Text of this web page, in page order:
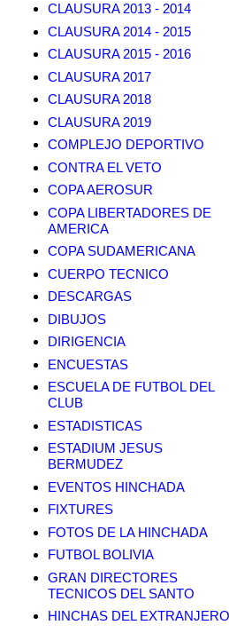
CLAUSURA 2013 - 2014
CLAUSURA 2014 - 2015
CLAUSURA 2015 - 2016
CLAUSURA 2017
CLAUSURA 2018
CLAUSURA 2019
COMPLEJO DEPORTIVO
CONTRA EL VETO
COPA AEROSUR
COPA LIBERTADORES DE
AMERICA
COPA SUDAMERICANA
CUERPO TECNICO
DESCARGAS
DIBUJOS
DIRIGENCIA
ENCUESTAS
ESCUELA DE FUTBOL DEL
CLUB
ESTADISTICAS
ESTADIUM JESUS
BERMUDEZ
EVENTOS HINCHADA
FIXTURES
FOTOS DE LA HINCHADA
FUTBOL BOLIVIA
GRAN DIRECTORES
TECNICOS DEL SANTO
HINCHAS DEL EXTRANJERO